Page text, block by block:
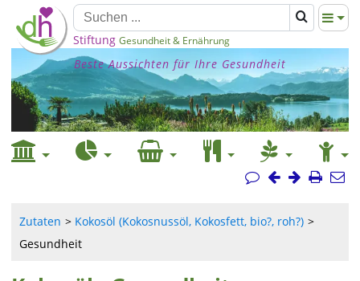
Stiftung Gesundheit & Ernährung
Beste Aussichten für Ihre Gesundheit
Zutaten
Kokosöl (Kokosnussöl, Kokosfett, bio?, roh?)
Gesundheit